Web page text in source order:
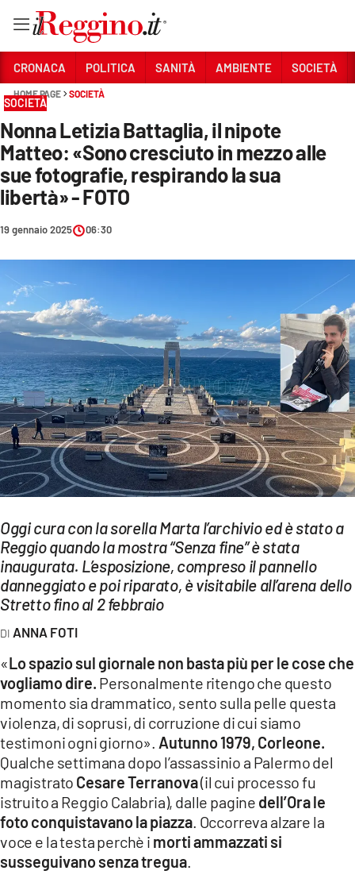
Sezioni
CRONACA
POLITICA
SANITÀ
AMBIENTE
CULTURA
ECONOMIA E LAVORO
EVENTI
SPORT
Streaming
LAC TV
LAC ONAIR
LaC
Network
LACPLAY.IT
LACTV.IT
LACONAIR.IT
LACITYMAG.IT
ILREGGINO.IT
COSENZACHANNEL.IT
ILVIBONESE.IT
CATANZAROCHANNEL.IT
CRONACA POLITICA SANITÀ AMBIENTE SOCIETÀ
HOME PAGE SOCIETÀ
SOCIETÀ
Nonna Letizia Battaglia, il nipote
Matteo: «Sono cresciuto in mezzo alle
sue fotografie, respirando la sua
libertà» - FOTO
19 gennaio 2025 06:30
Oggi cura con la sorella Marta l’archivio ed è stato a
Reggio quando la mostra “Senza fine” è stata
inaugurata. L’esposizione, compreso il pannello
danneggiato e poi riparato, è visitabile all’arena dello
Stretto fino al 2 febbraio
ANNA FOTI
«Lo spazio sul giornale non basta più per le cose che
vogliamo dire. Personalmente ritengo che questo
momento sia drammatico, sento sulla pelle questa
violenza, di soprusi, di corruzione di cui siamo
testimoni ogni giorno». Autunno 1979, Corleone.
Qualche settimana dopo l’assassinio a Palermo del
magistrato Cesare Terranova(il cui processo fu
istruito a Reggio Calabria), dalle pagine dell’Ora le
foto conquistavano la piazza . Occorreva alzare la
voce e la testa perchè i morti ammazzati si
susseguivano senza tregua